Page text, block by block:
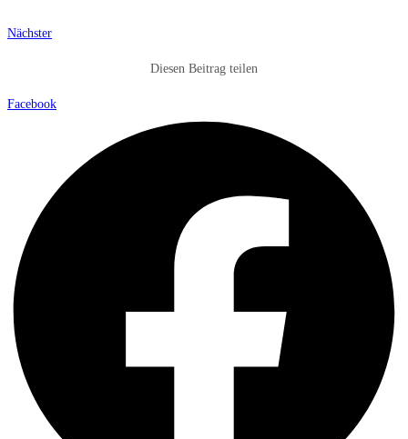
Nächster
Diesen Beitrag teilen
Facebook